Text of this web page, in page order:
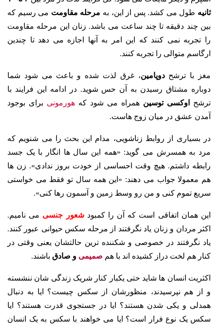
ثانیه طول می کشد. پس از این، به مرحله مقاومت می رسیم که
بین چند دقیقه تا چند ساعت می باشد. زنان این مرحله مقاومت
را تجربه نمی کنند که این امر به آنها اجازه می دهد تا چندین
ارگاسم متوالی را تجربه کنند.
مغز با ترشحدوپامین، غرق لذت شده و باعث می شود شما
دوباره مشتاق رسیدن به آن حس شوید. در ادامه این فرایند با
ترشح اوکسی توسین همراه می شود که هورمونی برای بوجود
آمدن عشق در میان زوج هاست.
در بسیاری از روابط زناشویی، مدام این بحث را می شنویم که
مرد به همسرش می گوید: «همه این سال ها انگار با یک جسد
رابطه داشتم. هیچ وقت احساسی از خودت بروز ندادی». زن ها
هم معمولا جواب می دهند: «این همه سال تو فقط می خواستی
سریع تموم کنی و من رو وسط زمین و آسمون رها کنی».
این همان اتفاقی است که آن را کمبودشعور جنسی می نامیم.
اکثر مردان و زنان یاد نگرفتند از مرحله سکس حیوانی عبور کنند.
یاد نگرفتند در خصوصی و شکننده ترین حالتشان یعنی وقتی در
کنار هم لخت دراز کشیده اند با هم صمیمی و صادق باشند.
اکثریت انسان ها شاید حتی یکبار کنار شریک زندگی شان ننشسته
و از هم نپرسیدند، منظورشان از سکس چیست؟ ایا به دنبال
همدلی و یکی شدن هستند؟ ایا در جستجوی قدرت هستند؟ ایا
سکس یک نوع فرار است؟ ایا می خواهند با سکس به یک انسان